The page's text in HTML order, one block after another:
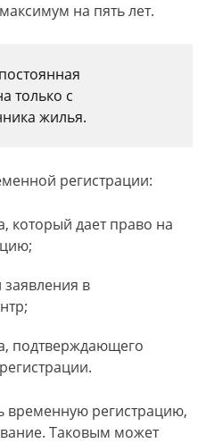
на пять лет.
только с
жилья.
регистрации:
который дает право на
в
подтверждающего
временную регистрацию,
Таковым может